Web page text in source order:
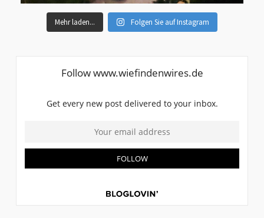
Mehr laden... Folgen Sie auf Instagram